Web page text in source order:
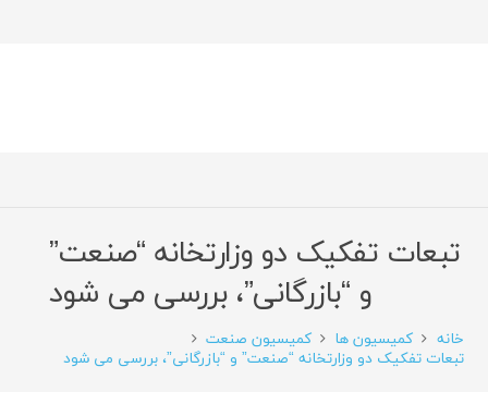
تبعات تفکیک دو وزارتخانه “صنعت”
و “بازرگانی”، بررسی می شود
خانه کمیسیون ها کمیسیون صنعت
تبعات تفکیک دو وزارتخانه “صنعت” و “بازرگانی”، بررسی می شود